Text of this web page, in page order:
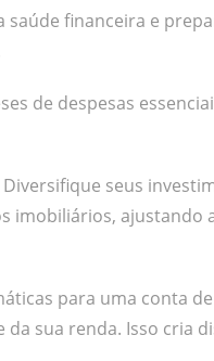
financeira e
de despesas
seus
imobiliários, ajustando
para uma conta
sua renda. Isso cria